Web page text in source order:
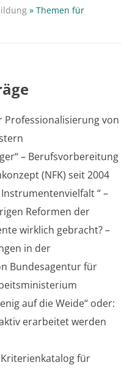
»Themen für
von
– Berufsvorbereitung
(NFK) seit 2004
“ –
Reformen der
wirklich gebracht? –
in der
Bundesagentur für
auf die Weide“ oder:
erarbeitet werden
für